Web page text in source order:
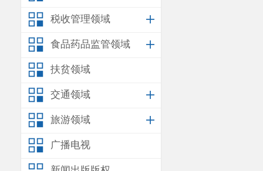
税收管理领域
食品药品监管领域
扶贫领域
交通领域
旅游领域
广播电视